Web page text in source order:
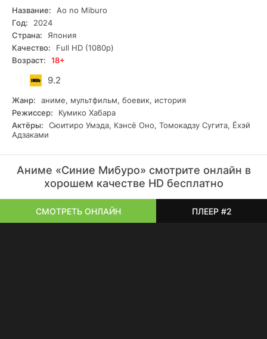
интригами и кровавыми битвами?
перемен. Старый порядок рушится, и на его месте
рождается новый. Нио, как и многие молодые люди, ищет
свое место в этой бушующей реальности.
Название:
Ao no Miburo
Год:
2024
Страна:
Япония
Качество:
Full HD (1080p)
Возраст:
18+
9.2
Жанр:
аниме, мультфильм, боевик, история
Режиссер:
Кумико Хабара
Актёры:
Сюитиро Умэда, Кэнсё Оно, Томокадзу Сугита, Ёхэй
Адзаками
Аниме «Синие Мибуро» смотрите онлайн в
хорошем качестве HD бесплатно
СМОТРЕТЬ ОНЛАЙН ПЛЕЕР #2